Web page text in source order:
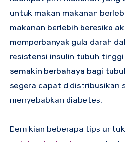
untuk makan makanan
makanan berlebih beresiko
memperbanyak gula darah
resistensi insulin tubuh tinggi
semakin berbahaya bagi
segera dapat didistribusikan
menyebabkan diabetes.
Demikian beberapa tips